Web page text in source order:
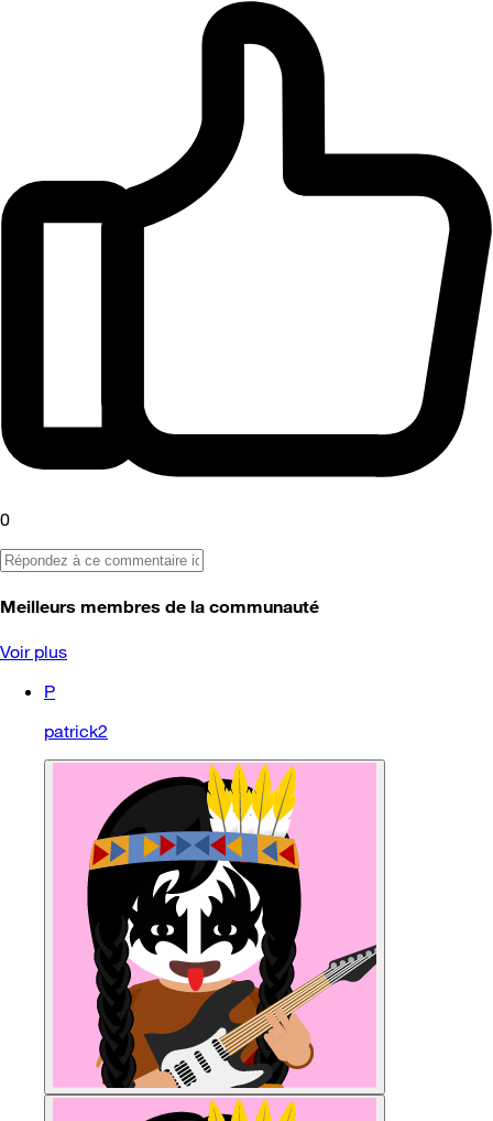
0
Meilleurs membres de la communauté
Voir plus
P
patrick2